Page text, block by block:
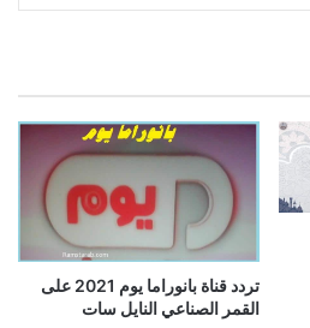
تردد قناة بانوراما يوم 2021 على
القمر الصناعي النايل سات